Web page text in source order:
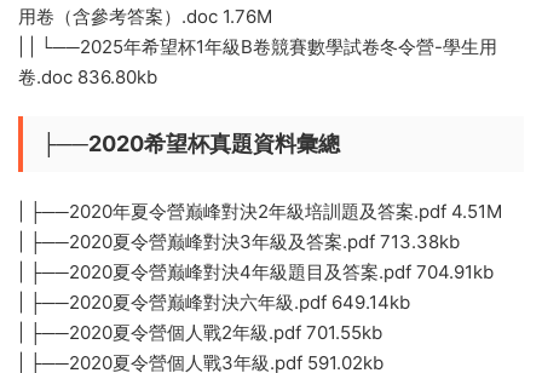
用卷（含參考答案）.doc 1.76M
| | └──2025年希望杯1年級B卷競賽數學試卷冬令營-學生用
卷.doc 836.80kb
├──2020希望杯真題資料彙總
| ├──2020年夏令營巅峰對決2年級培訓題及答案.pdf 4.51M
| ├──2020夏令營巅峰對決3年級及答案.pdf 713.38kb
| ├──2020夏令營巅峰對決4年級題目及答案.pdf 704.91kb
| ├──2020夏令營巅峰對決六年級.pdf 649.14kb
| ├──2020夏令營個人戰2年級.pdf 701.55kb
| ├──2020夏令營個人戰3年級.pdf 591.02kb